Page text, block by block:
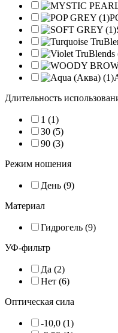
Длительность
1 (1)
30 (5)
90 (3)
Режим ношения
День (9)
Материал
Гидрогель (9)
УФ-фильтр
Да (2)
Нет (6)
Оптическая сила
-10,0 (1)